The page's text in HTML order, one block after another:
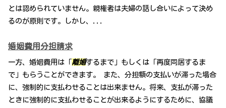
とは認められていません。親権者は夫婦の話し合いによって決め
るのが原則です。しかし、...
婚姻費用分担請求
一方、婚姻費用は「 離婚するまで」もしくは「再度同居するま
で」もらうことができます。 また、分担額の支払いが滞った場合
に、強制的に支払わせることは出来ません。将来、支払が滞った
ときに強制的に支払わせることが出来るようにするために、協議